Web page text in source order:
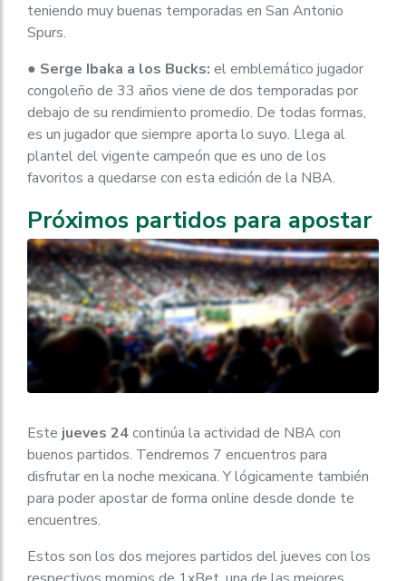
teniendo muy buenas temporadas en San Antonio
Spurs.
● Serge Ibaka a los Bucks: el emblemático jugador
congoleño de 33 años viene de dos temporadas por
debajo de su rendimiento promedio. De todas formas,
es un jugador que siempre aporta lo suyo. Llega al
plantel del vigente campeón que es uno de los
favoritos a quedarse con esta edición de la NBA.
Próximos partidos para apostar
Este jueves 24continúa la actividad de NBA con
buenos partidos. Tendremos 7 encuentros para
disfrutar en la noche mexicana. Y lógicamente también
para poder apostar de forma online desde donde te
encuentres.
Estos son los dos mejores partidos del jueves con los